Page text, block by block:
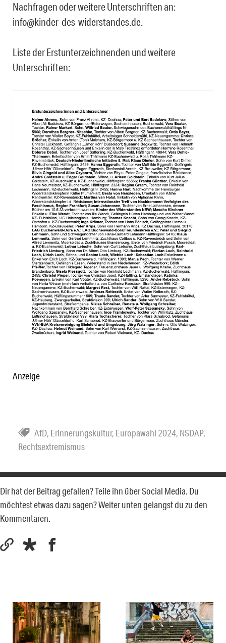
Nachfragen oder weitere Unterschriften an:
info@kinder-des-widerstandes.de.
Liste der Erstunterzeichnenden und weitere
Unterschriften:
Anzeige
AfD, Erinnerungskultur, Europawahl 2024, NSDAP,
Rechtsextremismus
Dir hat der Beitrag gefallen? Teile ihn über Social Media. Du
möchtest etwas dazu sagen? Weiter unten gelangst du zu den
Kommentaren.